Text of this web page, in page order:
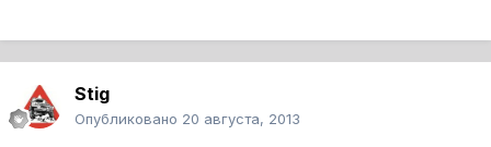
Stig
Опубликовано 20 августа, 2013